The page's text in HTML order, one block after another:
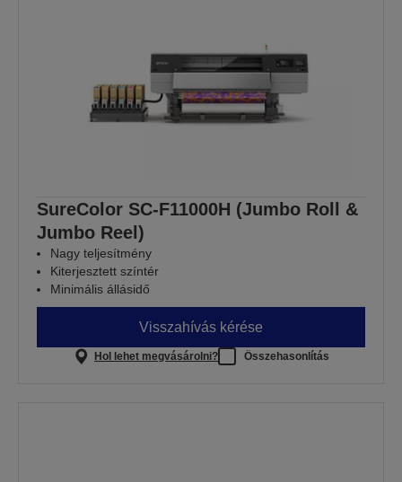
SureColor SC-F11000H (Jumbo Roll &
Jumbo Reel)
Nagy teljesítmény
Kiterjesztett színtér
Minimális állásidő
Visszahívás kérése
Hol lehet megvásárolni? Összehasonlítás